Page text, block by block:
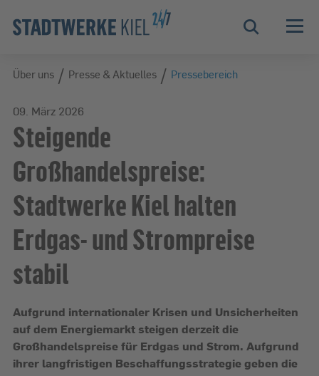
Zur Hauptnavigation springen
Zur Servicelasche springen
Zum Hauptinhalt springen
Zur Footernavigation springen
Suche
Über uns
Über uns / Presse & Aktuelles / Pressebereich
09. März 2026
Steigende
Großhandelspreise:
Stadtwerke Kiel halten
Erdgas- und Strompreise
stabil
Aufgrund internationaler Krisen und Unsicherheiten
auf dem Energiemarkt steigen derzeit die
Großhandelspreise für Erdgas und Strom. Aufgrund
ihrer langfristigen Beschaffungsstrategie geben die